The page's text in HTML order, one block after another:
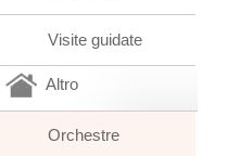
Visite guidate
Altro
Orchestre